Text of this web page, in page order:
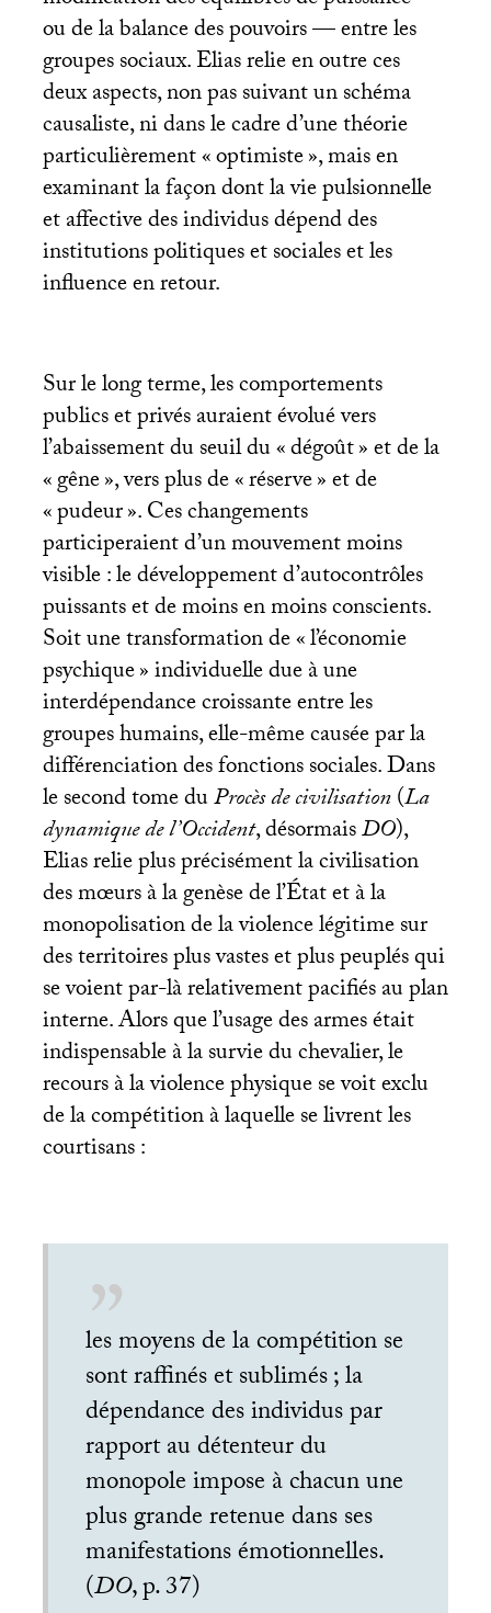
ou de la balance des pouvoirs — entre les
groupes sociaux. Elias relie en outre ces
deux aspects, non pas suivant un schéma
causaliste, ni dans le cadre d’une théorie
particulièrement «optimiste», mais en
examinant la façon dont la vie pulsionnelle
et affective des individus dépend des
institutions politiques et sociales et les
influence en retour.
Sur le long terme, les comportements
publics et privés auraient évolué vers
l’abaissement du seuil du «dégoût» et de la
«gêne», vers plus de «réserve» et de
«pudeur». Ces changements
participeraient d’un mouvement moins
visible : le développement d’autocontrôles
puissants et de moins en moins conscients.
Soit une transformation de «l’économie
psychique» individuelle due à une
interdépendance croissante entre les
groupes humains, elle-même causée par la
différenciation des fonctions sociales. Dans
le second tome duProcès de civilisation(La
dynamique de l’Occident, désormaisDO),
Elias relie plus précisément la civilisation
des mœurs à la genèse de l’État et à la
monopolisation de la violence légitime sur
des territoires plus vastes et plus peuplés qui
se voient par-là relativement pacifiés au plan
interne. Alors que l’usage des armes était
indispensable à la survie du chevalier, le
recours à la violence physique se voit exclu
de la compétition à laquelle se livrent les
courtisans :
les moyens de la compétition se
sont raffinés et sublimés; la
dépendance des individus par
rapport au détenteur du
monopole impose à chacun une
plus grande retenue dans ses
manifestations émotionnelles.
(DO, p. 37)